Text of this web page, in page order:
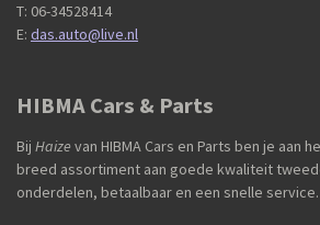
T: 06-34528414
E: das.auto@live.nl
HIBMA Cars & Parts
Bij Haizevan HIBMA Cars en Parts ben je aan
breed assortiment aan goede kwaliteit
onderdelen, betaalbaar en een snelle service.